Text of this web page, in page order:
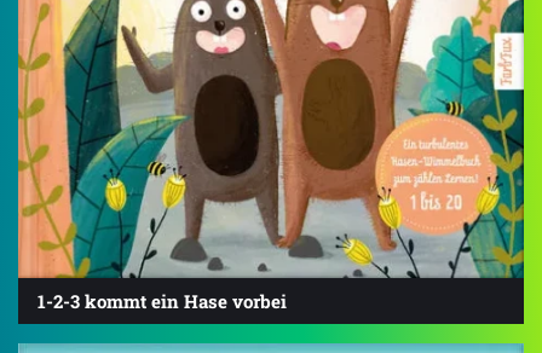
1-2-3 kommt ein Hase vorbei